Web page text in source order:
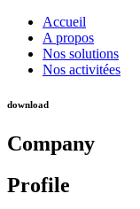
Accueil
A propos
Nos solutions
Nos activitées
download
Company
Profile